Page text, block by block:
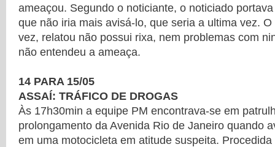
ameaçou. Segundo o noticiante, o noticiado
que não iria mais avisá-lo, que seria a ultima vez.
vez, relatou não possui rixa, nem problemas com
não entendeu a ameaça.
14 PARA 15/05
ASSAÍ: TRÁFICO DE DROGAS
Às 17h30min a equipe PM encontrava-se em
prolongamento da Avenida Rio de Janeiro quando
em uma motocicleta em atitude suspeita.